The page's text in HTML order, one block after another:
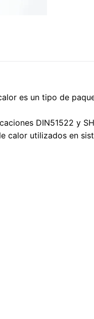
es un tipo de
DIN51522 y
calor utilizados en